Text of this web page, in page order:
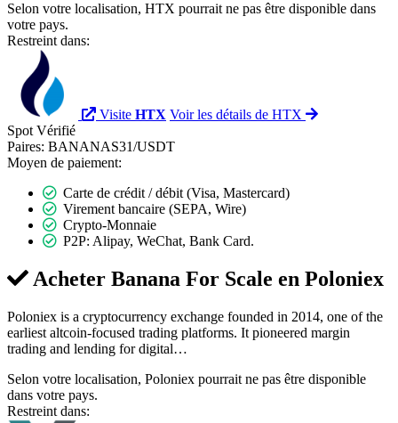
Selon votre localisation, HTX pourrait ne pas être disponible dans
votre pays.
Restreint dans:
Visite HTX Voir les détails de HTX
Spot Vérifié
Paires: BANANAS31/USDT
Moyen de paiement:
Carte de crédit / débit (Visa, Mastercard)
Virement bancaire (SEPA, Wire)
Crypto-Monnaie
P2P: Alipay, WeChat, Bank Card.
Acheter Banana For Scale en Poloniex
Poloniex is a cryptocurrency exchange founded in 2014, one of the
earliest altcoin-focused trading platforms. It pioneered margin
trading and lending for digital…
Selon votre localisation, Poloniex pourrait ne pas être disponible
dans votre pays.
Restreint dans: